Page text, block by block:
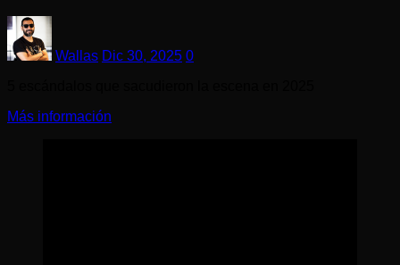
Wallas Dic 30, 2025 0
Más información